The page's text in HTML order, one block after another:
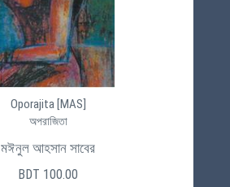
Oporajita [MAS]
অপরাজিতা
মঈনুল আহসান সাবের
BDT 100.00